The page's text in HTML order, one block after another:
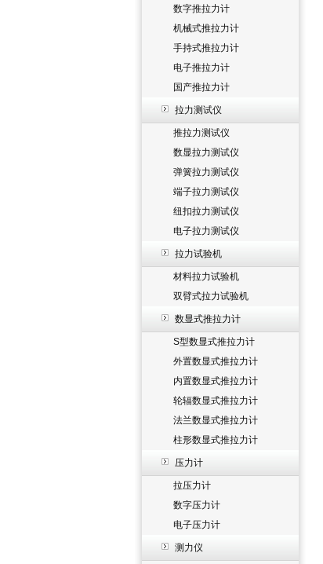
数字推拉力计
机械式推拉力计
手持式推拉力计
电子推拉力计
国产推拉力计
拉力测试仪
推拉力测试仪
数显拉力测试仪
弹簧拉力测试仪
端子拉力测试仪
纽扣拉力测试仪
电子拉力测试仪
拉力试验机
材料拉力试验机
双臂式拉力试验机
数显式推拉力计
S型数显式推拉力计
外置数显式推拉力计
内置数显式推拉力计
轮辐数显式推拉力计
法兰数显式推拉力计
柱形数显式推拉力计
压力计
拉压力计
数字压力计
电子压力计
测力仪